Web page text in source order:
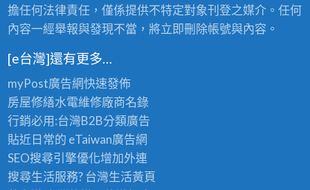
擔任何法律責任，僅係提供不特定對象刊登之媒介。任何
內容一經舉報與發現不當，將立即刪除帳號與內容。
[e台灣]還有更多…
myPost廣告網快速發佈
房屋修繕水電維修廠商名錄
行銷必用:台灣B2B分類廣告
貼近日常的 eTaiwan廣告網
SEO搜尋引擎優化增加外連
搜尋生活服務? 台灣生活黃頁